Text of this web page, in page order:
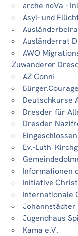
arche noVa -
Asyl- und
Ausländerrat
AWO
Zuwanderer
AZ Conni
Deutschkurse
Dresden für
Dresden
Ev.-Luth.
Informationen
Initiative
Internationale
Jugendhaus
Kama e.V.